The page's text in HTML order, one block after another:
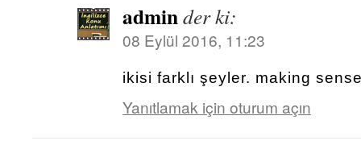
adminder ki:
08 Eylül 2016, 11:23
ikisi farklı şeyler. making
Yanıtlamak için oturum açın